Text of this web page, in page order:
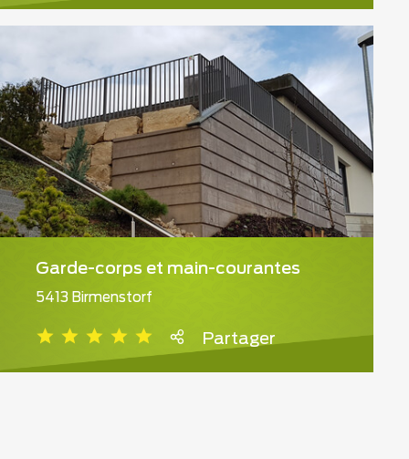
Garde-corps et main-courantes
5413 Birmenstorf
Partager